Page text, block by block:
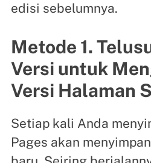
edisi sebelumnya.
Metode 1.
Versi untuk
Versi Halaman
Setiap kali Anda
Pages akan